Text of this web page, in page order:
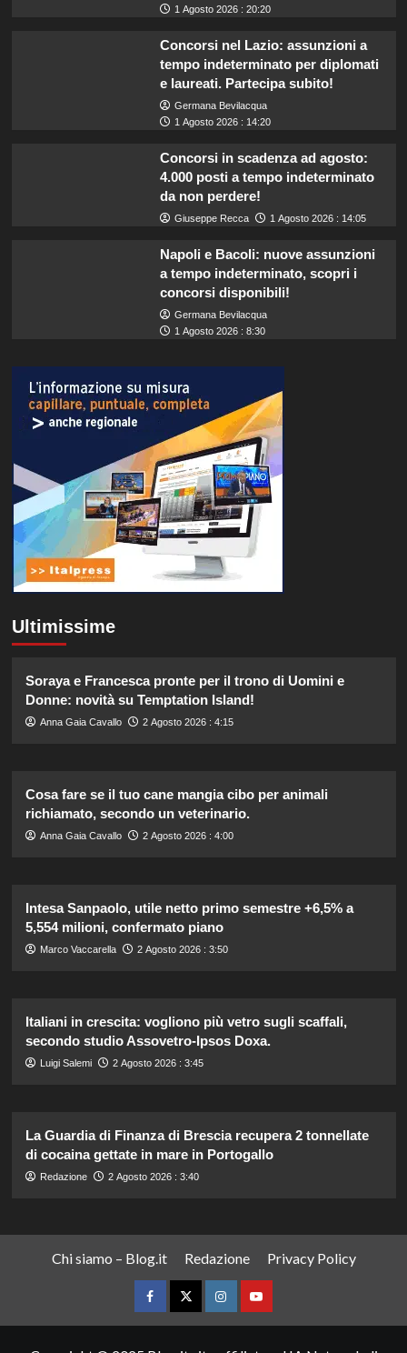
1 Agosto 2026 : 20:20
Concorsi nel Lazio: assunzioni a
tempo indeterminato per diplomati
e laureati. Partecipa subito!
Germana Bevilacqua
1 Agosto 2026 : 14:20
Concorsi in scadenza ad agosto:
4.000 posti a tempo indeterminato
da non perdere!
Giuseppe Recca 1 Agosto 2026 : 14:05
Napoli e Bacoli: nuove assunzioni
a tempo indeterminato, scopri i
concorsi disponibili!
Germana Bevilacqua
1 Agosto 2026 : 8:30
Ultimissime
Soraya e Francesca pronte per il trono di Uomini e
Donne: novità su Temptation Island!
Anna Gaia Cavallo 2 Agosto 2026 : 4:15
Cosa fare se il tuo cane mangia cibo per animali
richiamato, secondo un veterinario.
Anna Gaia Cavallo 2 Agosto 2026 : 4:00
Intesa Sanpaolo, utile netto primo semestre +6,5% a
5,554 milioni, confermato piano
Marco Vaccarella 2 Agosto 2026 : 3:50
Italiani in crescita: vogliono più vetro sugli scaffali,
secondo studio Assovetro-Ipsos Doxa.
Luigi Salemi 2 Agosto 2026 : 3:45
La Guardia di Finanza di Brescia recupera 2 tonnellate
di cocaina gettate in mare in Portogallo
Redazione 2 Agosto 2026 : 3:40
Chi siamo – Blog.it Redazione Privacy Policy
FacebookTwitterInstagramYouTube